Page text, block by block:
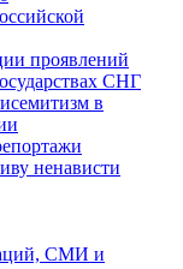
проявлений
СНГ
в
ненависти
СМИ и